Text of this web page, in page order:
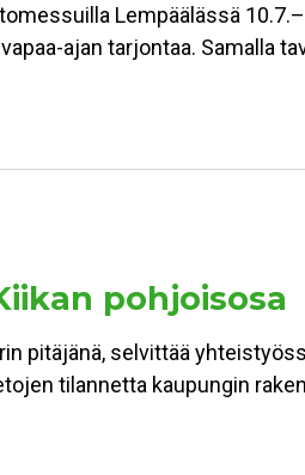
Lempäälässä
ajan tarjontaa. Samalla
pohjoisosa
pitäjänä, selvittää
tilannetta kaupungin